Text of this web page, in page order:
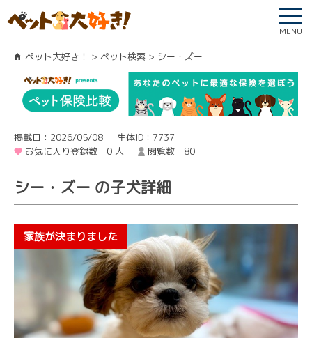
MENU
ペット大好き！ ペット検索 シー・ズー
掲載日：2026/05/08
生体ID：7737
お気に入り登録数 0 人
閲覧数 80
シー・ズー の子犬詳細